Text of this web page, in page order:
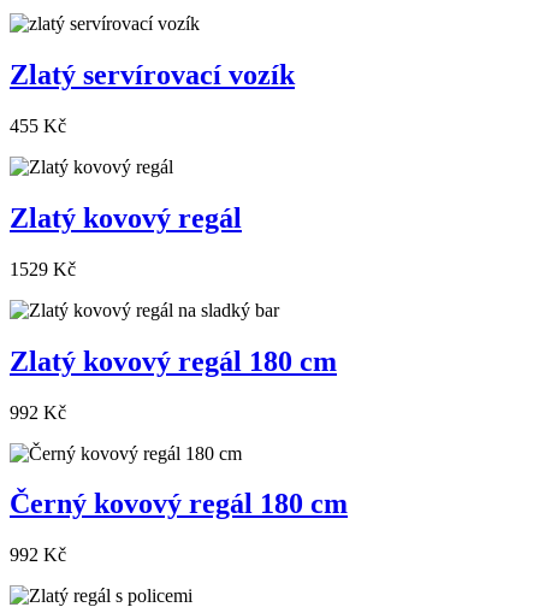
Zlatý servírovací vozík
455 Kč
Zlatý kovový regál
1529 Kč
Zlatý kovový regál 180 cm
992 Kč
Černý kovový regál 180 cm
992 Kč